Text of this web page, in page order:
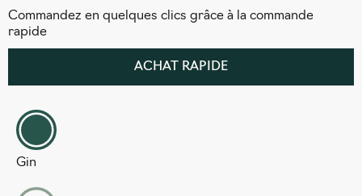
Commandez en quelques clics grâce à la commande
rapide
ACHAT RAPIDE
Gin